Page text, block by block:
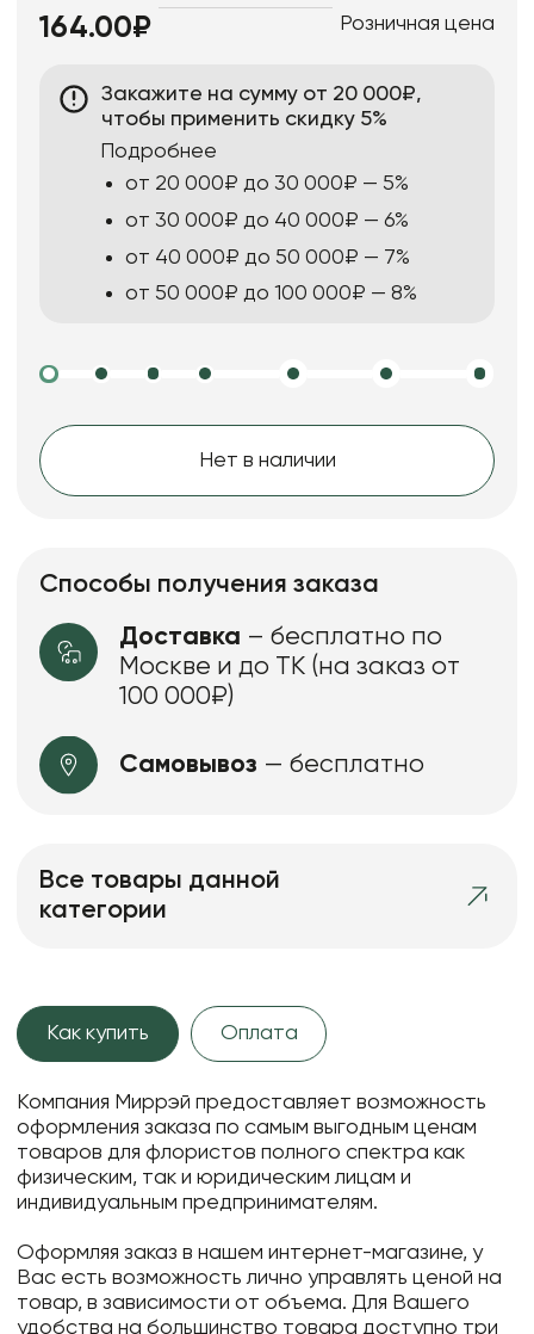
164.00₽ Розничная цена
Закажите на сумму от 20 000₽,
чтобы применить скидку 5%
Подробнее
от 20 000₽ до 30 000₽ — 5%
от 30 000₽ до 40 000₽ — 6%
от 40 000₽ до 50 000₽ — 7%
от 50 000₽ до 100 000₽ — 8%
Нет в наличии
Способы получения заказа
Доставка – бесплатно по
Москве и до ТК (на заказ от
100 000₽)
Самовывоз — бесплатно
Все товары данной
категории
Как купить Оплата
Компания Миррэй предоставляет возможность
оформления заказа по самым выгодным ценам
товаров для флористов полного спектра как
физическим, так и юридическим лицам и
индивидуальным предпринимателям.
Оформляя заказ в нашем интернет-магазине, у
Вас есть возможность лично управлять ценой на
товар, в зависимости от объема. Для Вашего
удобства на большинство товара доступно три